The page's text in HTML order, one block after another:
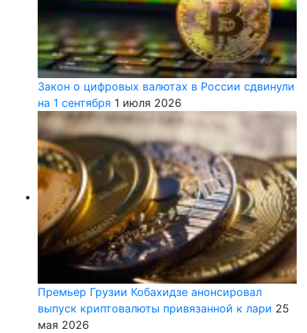
Закон о цифровых валютах в России сдвинули
на 1 сентября 1 июля 2026
Премьер Грузии Кобахидзе анонсировал
выпуск криптовалюты привязанной к лари 25
мая 2026